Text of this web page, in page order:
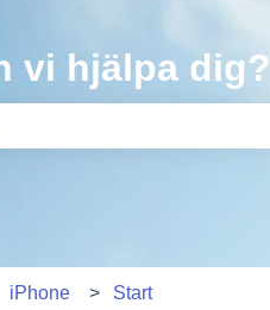
vi hjälpa dig?
iPhone Start